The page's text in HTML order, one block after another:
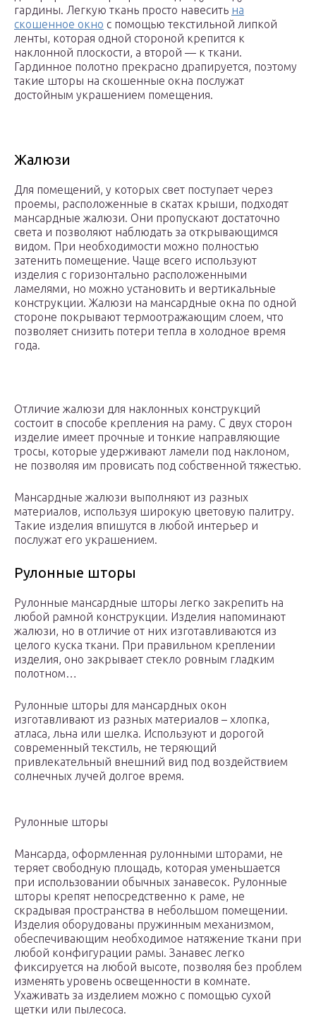
гардины. Легкую ткань просто навесить на
скошенное окно с помощью текстильной липкой
ленты, которая одной стороной крепится к
наклонной плоскости, а второй — к ткани.
Гардинное полотно прекрасно драпируется, поэтому
такие шторы на скошенные окна послужат
достойным украшением помещения.
Жалюзи
Для помещений, у которых свет поступает через
проемы, расположенные в скатах крыши, подходят
мансардные жалюзи. Они пропускают достаточно
света и позволяют наблюдать за открывающимся
видом. При необходимости можно полностью
затенить помещение. Чаще всего используют
изделия с горизонтально расположенными
ламелями, но можно установить и вертикальные
конструкции. Жалюзи на мансардные окна по одной
стороне покрывают термоотражающим слоем, что
позволяет снизить потери тепла в холодное время
года.
Отличие жалюзи для наклонных конструкций
состоит в способе крепления на раму. С двух сторон
изделие имеет прочные и тонкие направляющие
тросы, которые удерживают ламели под наклоном,
не позволяя им провисать под собственной тяжестью.
Мансардные жалюзи выполняют из разных
материалов, используя широкую цветовую палитру.
Такие изделия впишутся в любой интерьер и
послужат его украшением.
Рулонные шторы
Рулонные мансардные шторы легко закрепить на
любой рамной конструкции. Изделия напоминают
жалюзи, но в отличие от них изготавливаются из
целого куска ткани. При правильном креплении
изделия, оно закрывает стекло ровным гладким
полотном…
Рулонные шторы для мансардных окон
изготавливают из разных материалов – хлопка,
атласа, льна или шелка. Используют и дорогой
современный текстиль, не теряющий
привлекательный внешний вид под воздействием
солнечных лучей долгое время.
Рулонные шторы
Мансарда, оформленная рулонными шторами, не
теряет свободную площадь, которая уменьшается
при использовании обычных занавесок. Рулонные
шторы крепят непосредственно к раме, не
скрадывая пространства в небольшом помещении.
Изделия оборудованы пружинным механизмом,
обеспечивающим необходимое натяжение ткани при
любой конфигурации рамы. Занавес легко
фиксируется на любой высоте, позволяя без проблем
изменять уровень освещенности в комнате.
Ухаживать за изделием можно с помощью сухой
щетки или пылесоса.